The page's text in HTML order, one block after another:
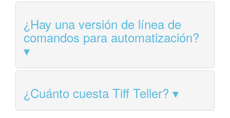
¿Hay una versión de línea de
comandos para automatización?
¿Cuánto cuesta Tiff Teller?